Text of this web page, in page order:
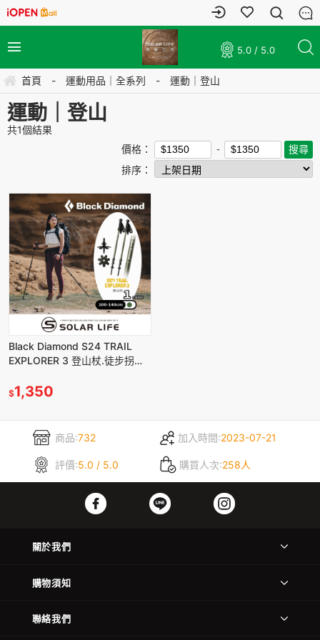
5.0 / 5.0
首頁 - 運動用品｜全系列 - 運動｜登山
運動｜登山
共1個結果
價格：
排序：
Black Diamond S24 TRAIL
EXPLORER 3 登山杖.徒步拐杖
$1,350
商品:732 加入時間:2023-07-21
評價:5.0 / 5.0 購買人次:258人
關於我們
購物須知
聯絡我們